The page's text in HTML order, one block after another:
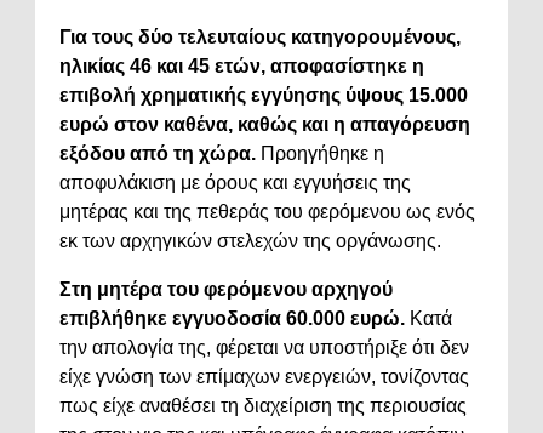
Για τους δύο τελευταίους κατηγορουμένους,
ηλικίας 46 και 45 ετών, αποφασίστηκε η
επιβολή χρηματικής εγγύησης ύψους 15.000
ευρώ στον καθένα, καθώς και η απαγόρευση
εξόδου από τη χώρα. Προηγήθηκε η
αποφυλάκιση με όρους και εγγυήσεις της
μητέρας και της πεθεράς του φερόμενου ως ενός
εκ των αρχηγικών στελεχών της οργάνωσης.
Στη μητέρα του φερόμενου αρχηγού
επιβλήθηκε εγγυοδοσία 60.000 ευρώ. Κατά
την απολογία της, φέρεται να υποστήριξε ότι δεν
είχε γνώση των επίμαχων ενεργειών, τονίζοντας
πως είχε αναθέσει τη διαχείριση της περιουσίας